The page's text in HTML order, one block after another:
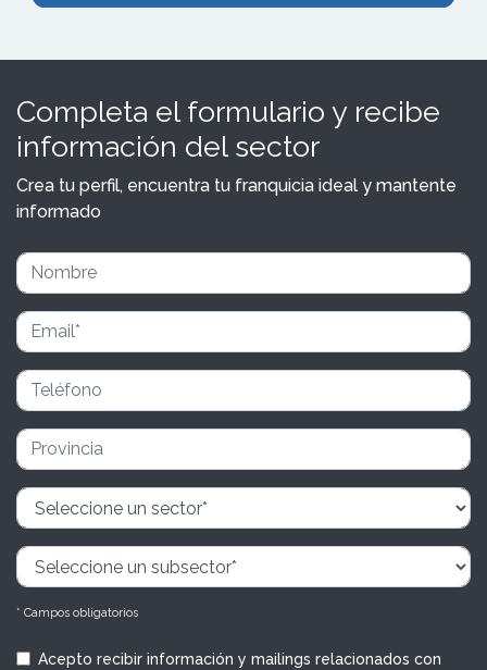
Completa el formulario y recibe
información del sector
Crea tu perfil, encuentra tu franquicia ideal y mantente
informado
* Campos obligatorios
Acepto recibir información y mailings relacionados con